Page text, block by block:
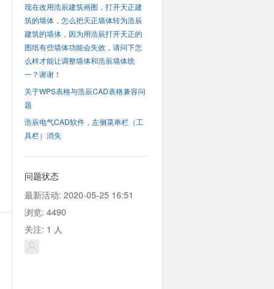
现在改用浩辰建筑画图，打开天正建
筑的墙体，怎么把天正墙体转为浩辰
建筑的墙体，因为用浩辰打开天正的
图纸有些墙体功能会失效，请问下怎
么样才能让调整墙体和浩辰墙体统
一？谢谢！
关于WPS表格与浩辰CAD表格兼容问
题
浩辰电气CAD软件，左侧菜单栏（工
具栏）消失
问题状态
最新活动: 2020-05-25 16:51
浏览: 4490
关注: 1 人